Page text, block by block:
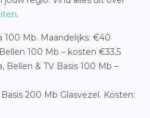
.
100 Mb. Maandelijks: €40
100 Mb – kosten €33,5
Bellen & TV Basis 100 Mb –
200 Mb Glasvezel. Kosten: